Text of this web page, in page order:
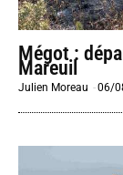
Mégot :
Mareuil
Julien Moreau -06/